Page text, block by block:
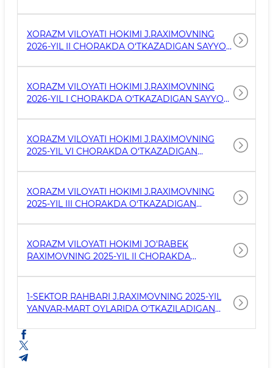
XORAZM VILOYATI HOKIMI J.RAXIMOVNING
2026-YIL II CHORAKDA O‘TKAZADIGAN SAYYOR
XORAZM VILOYATI HOKIMI J.RAXIMOVNING
2026-YIL I CHORAKDA O‘TKAZADIGAN SAYYOR
XORAZM VILOYATI HOKIMI J.RAXIMOVNING
2025-YIL VI CHORAKDA O‘TKAZADIGAN
XORAZM VILOYATI HOKIMI J.RAXIMOVNING
2025-YIL III CHORAKDA O‘TKAZADIGAN
XORAZM VILOYATI HOKIMI JO'RABEK
RAXIMOVNING 2025-YIL II CHORAKDA
1-SEKTOR RAHBARI J.RAXIMOVNING 2025-YIL
YANVAR-MART OYLARIDA O‘TKAZILADIGAN